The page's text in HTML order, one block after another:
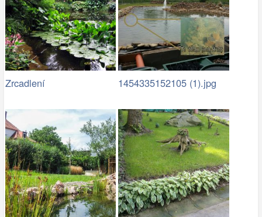
Zrcadlení 1454335152105 (1).jpg